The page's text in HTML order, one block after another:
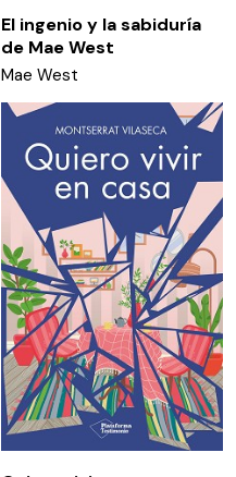
El ingenio y la sabiduría
de Mae West
Mae West